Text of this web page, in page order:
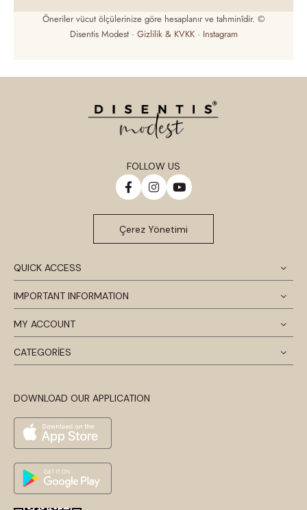
Öneriler vücut ölçülerinize göre hesaplanır ve tahminîdir. ©
Disentis Modest · Gizlilik & KVKK· Instagram
QUICK ACCESS
IMPORTANT INFORMATION
MY ACCOUNT
CATEGORİES
DOWNLOAD OUR APPLICATION
FOLLOW US
Çerez Yönetimi